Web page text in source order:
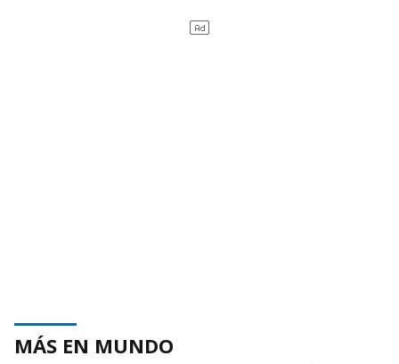
MÁS EN MUNDO